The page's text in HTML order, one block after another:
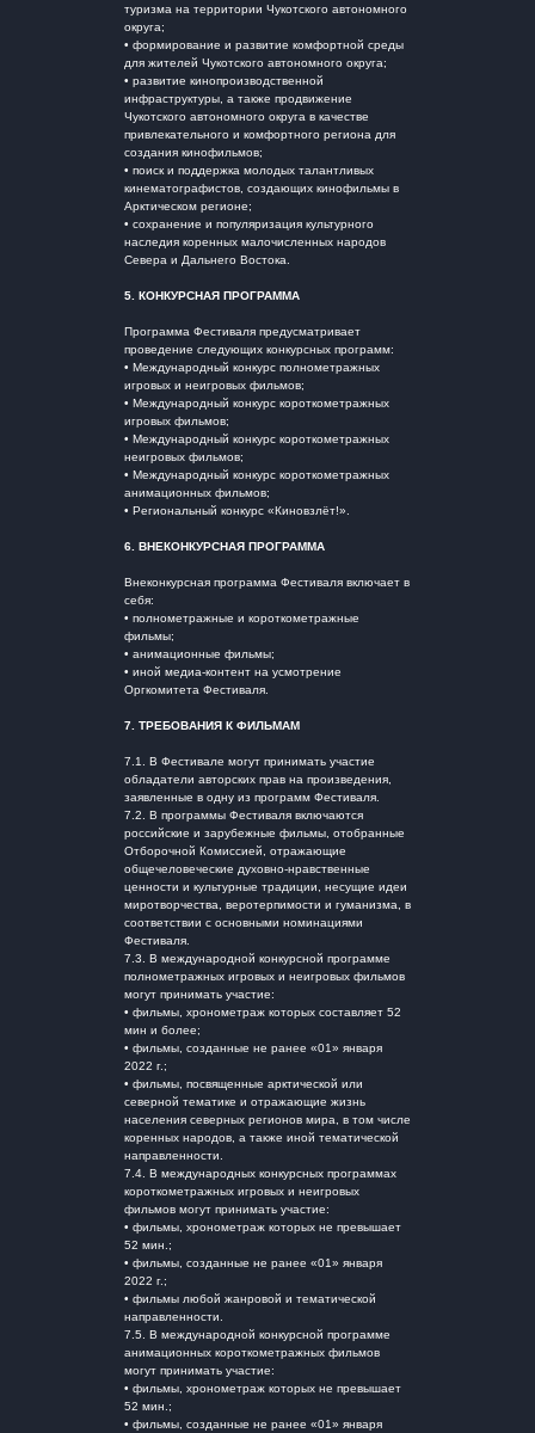
туризма на территории Чукотского автономного
округа;
• формирование и развитие комфортной среды
для жителей Чукотского автономного округа;
• развитие кинопроизводственной
инфраструктуры, а также продвижение
Чукотского автономного округа в качестве
привлекательного и комфортного региона для
создания кинофильмов;
• поиск и поддержка молодых талантливых
кинематографистов, создающих кинофильмы в
Арктическом регионе;
• сохранение и популяризация культурного
наследия коренных малочисленных народов
Севера и Дальнего Востока.
5. КОНКУРСНАЯ ПРОГРАММА
Программа Фестиваля предусматривает
проведение следующих конкурсных программ:
• Международный конкурс полнометражных
игровых и неигровых фильмов;
• Международный конкурс короткометражных
игровых фильмов;
• Международный конкурс короткометражных
неигровых фильмов;
• Международный конкурс короткометражных
анимационных фильмов;
• Региональный конкурс «Киновзлёт!».
6. ВНЕКОНКУРСНАЯ ПРОГРАММА
Внеконкурсная программа Фестиваля включает в
себя:
• полнометражные и короткометражные
фильмы;
• анимационные фильмы;
• иной медиа-контент на усмотрение
Оргкомитета Фестиваля.
7. ТРЕБОВАНИЯ К ФИЛЬМАМ
7.1. В Фестивале могут принимать участие
обладатели авторских прав на произведения,
заявленные в одну из программ Фестиваля.
7.2. В программы Фестиваля включаются
российские и зарубежные фильмы, отобранные
Отборочной Комиссией, отражающие
общечеловеческие духовно-нравственные
ценности и культурные традиции, несущие идеи
миротворчества, веротерпимости и гуманизма, в
соответствии с основными номинациями
Фестиваля.
7.3. В международной конкурсной программе
полнометражных игровых и неигровых фильмов
могут принимать участие:
• фильмы, хронометраж которых составляет 52
мин и более;
• фильмы, созданные не ранее «01» января
2022 г.;
• фильмы, посвященные арктической или
северной тематике и отражающие жизнь
населения северных регионов мира, в том числе
коренных народов, а также иной тематической
направленности.
7.4. В международных конкурсных программах
короткометражных игровых и неигровых
фильмов могут принимать участие:
• фильмы, хронометраж которых не превышает
52 мин.;
• фильмы, созданные не ранее «01» января
2022 г.;
• фильмы любой жанровой и тематической
направленности.
7.5. В международной конкурсной программе
анимационных короткометражных фильмов
могут принимать участие:
• фильмы, хронометраж которых не превышает
52 мин.;
• фильмы, созданные не ранее «01» января